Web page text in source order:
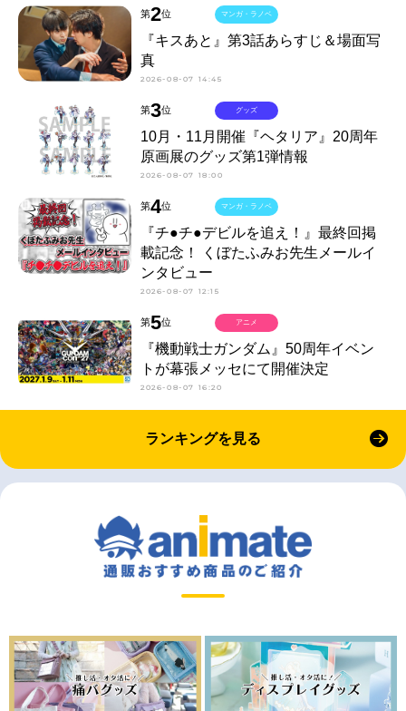
第2位
『キスあと』第3話あらすじ＆場面写
真
2026-08-07 14:45
マンガ・ラノベ
第3位
10月・11月開催『ヘタリア』20周年
原画展のグッズ第1弾情報
2026-08-07 18:00
グッズ
第4位
『チ●チ●デビルを追え！』最終回掲
載記念！ くぼたふみお先生メールイ
ンタビュー
2026-08-07 12:15
マンガ・ラノベ
第5位
『機動戦士ガンダム』50周年イベン
トが幕張メッセにて開催決定
2026-08-07 16:20
アニメ
ランキングを見る